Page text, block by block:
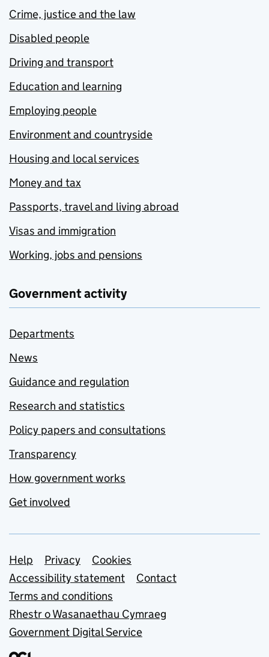
Crime, justice and the law
Disabled people
Driving and transport
Education and learning
Employing people
Environment and countryside
Housing and local services
Money and tax
Passports, travel and living abroad
Visas and immigration
Working, jobs and pensions
Government activity
Departments
News
Guidance and regulation
Research and statistics
Policy papers and consultations
Transparency
How government works
Get involved
Support links
Help Privacy
Cookies
Accessibility statement
Contact
Terms and conditions
Rhestr o Wasanaethau Cymraeg
Government Digital Service